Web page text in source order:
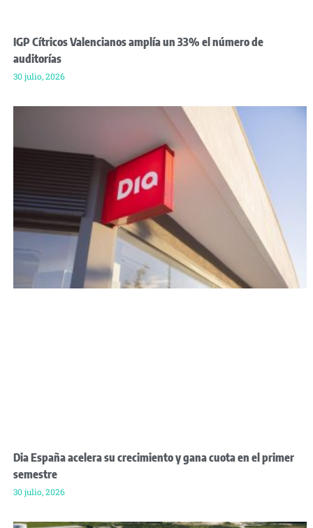
IGP Cítricos Valencianos amplía un 33% el número de
auditorías
30 julio, 2026
Dia España acelera su crecimiento y gana cuota en el primer
semestre
30 julio, 2026